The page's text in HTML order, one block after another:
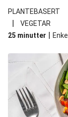
PLANTEBASERT
| VEGETAR
25 minutter | Enkel